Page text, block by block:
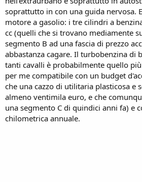
soprattutto in con una guida nervosa.
motore a gasolio: i tre cilindri a
cc (quelli che si trovano mediamente
segmento B ad una fascia di prezzo
abbastanza cagare. Il turbobenzina di
tanti cavalli è probabilmente quello
per me compatibile con un budget
che una cazzo di utilitaria plasticosa e
almeno ventimila euro, e che
una segmento C di quindici anni fa) e
chilometrica annuale.